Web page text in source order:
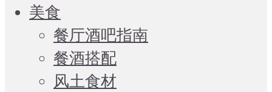
美食
餐厅酒吧指南
餐酒搭配
风土食材